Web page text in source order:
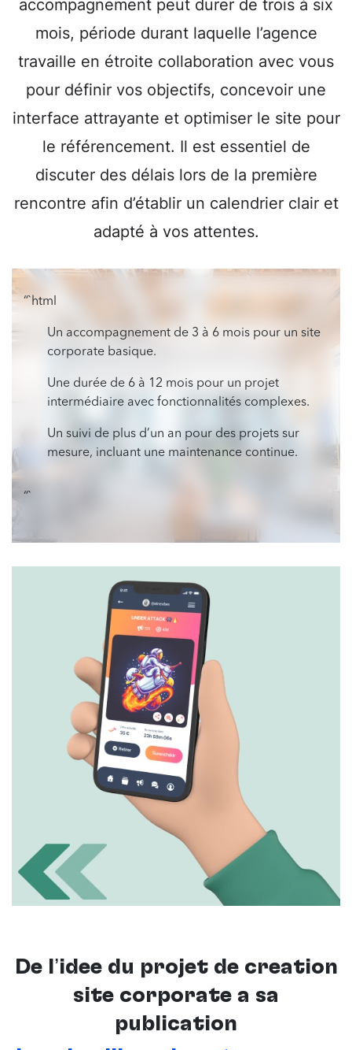
mois, période durant laquelle l’agence
travaille en étroite collaboration avec vous
pour définir vos objectifs, concevoir une
interface attrayante et optimiser le site pour
le référencement. Il est essentiel de
discuter des délais lors de la première
rencontre afin d’établir un calendrier clair et
adapté à vos attentes.
“`html
Un accompagnement de 3 à 6 mois pour un site
corporate basique.
Une durée de 6 à 12 mois pour un projet
intermédiaire avec fonctionnalités complexes.
Un suivi de plus d’un an pour des projets sur
mesure, incluant une maintenance continue.
“`
De l’idée du projet de création
site corporate à sa
publication